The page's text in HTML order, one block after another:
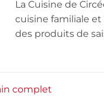
La Cuisine de
cuisine familiale
des produits de
complet